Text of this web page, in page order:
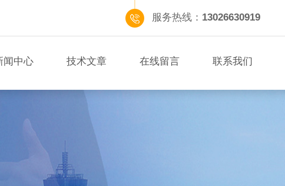
服务热线： 13026630919
闻中心 技术文章 在线留言 联系我们